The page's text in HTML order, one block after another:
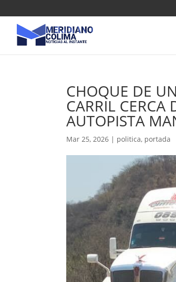
CHOQUE DE
CARRIL CERCA
AUTOPISTA
Mar 25, 2026 | politica, portada